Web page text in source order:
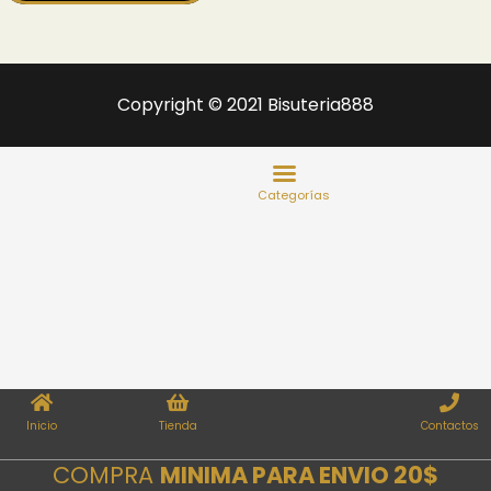
Copyright © 2021 Bisuteria888
Inicio Tienda Contactos
COMPRA MINIMA PARA ENVIO 20$